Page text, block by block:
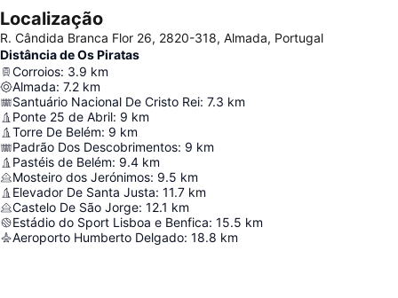
Localização
R. Cândida Branca Flor 26, 2820-318, Almada, Portugal
Distância de Os Piratas
Corroios: 3.9 km
Almada: 7.2 km
Santuário Nacional De Cristo Rei: 7.3 km
Ponte 25 de Abril: 9 km
Torre De Belém: 9 km
Padrão Dos Descobrimentos: 9 km
Pastéis de Belém: 9.4 km
Mosteiro dos Jerónimos: 9.5 km
Elevador De Santa Justa: 11.7 km
Castelo De São Jorge: 12.1 km
Estádio do Sport Lisboa e Benfica: 15.5 km
Aeroporto Humberto Delgado: 18.8 km